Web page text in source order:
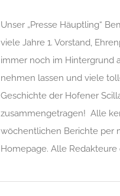
Unser „Presse Häuptling“
viele Jahre 1. Vorstand,
immer noch im Hintergrund
nehmen lassen und viele
Geschichte der Hofener
zusammengetragen! Alle
wöchentlichen Berichte per
Homepage. Alle